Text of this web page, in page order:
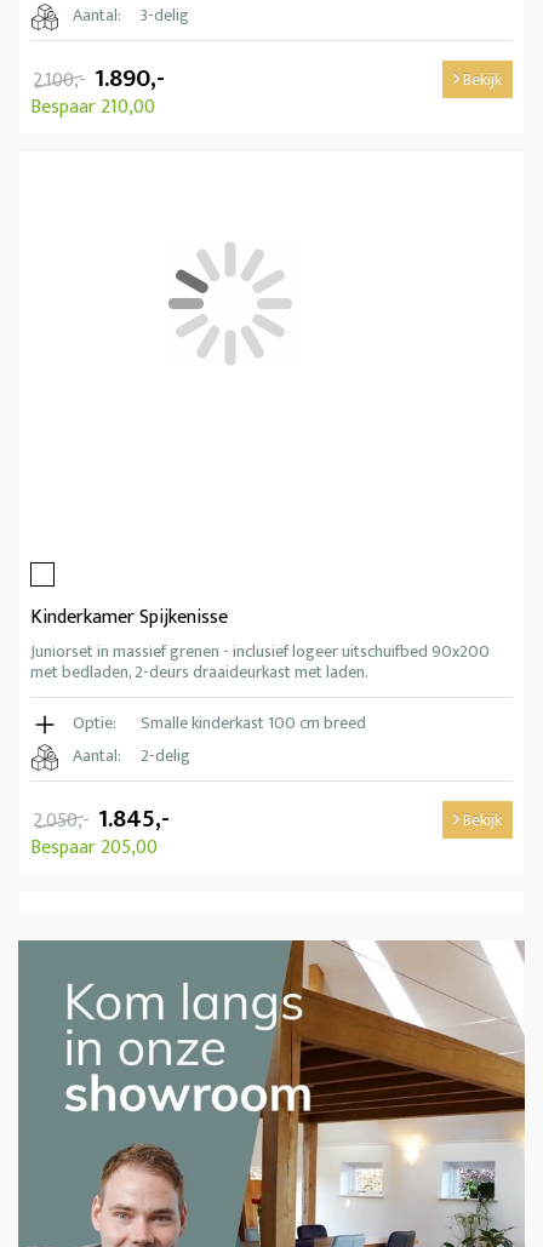
Aantal:
3-delig
2.100,- 1.890,-
Bespaar 210,00
Bekijk
Kinderkamer Spijkenisse
Juniorset in massief grenen - inclusief logeer uitschuifbed 90x200
met bedladen, 2-deurs draaideurkast met laden.
Optie:
Smalle kinderkast 100 cm breed
Aantal:
2-delig
2.050,- 1.845,-
Bespaar 205,00
Bekijk